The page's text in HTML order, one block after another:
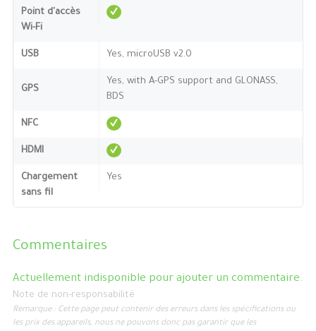
Point d'accès
Wi-Fi
USB Yes, microUSB v2.0
GPS
Yes, with A-GPS support and GLONASS,
BDS
NFC
HDMI
Chargement
sans fil
Yes
Commentaires
Actuellement indisponible pour ajouter un commentaire.
Note de non-responsabilité
Remarque : Cette page peut contenir des erreurs dans les spécifications ou
les prix des appareils, nous ne pouvons donc pas garantir que les